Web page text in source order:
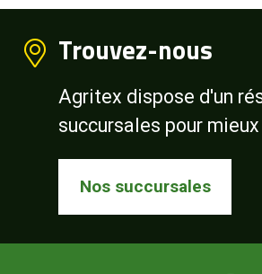
Trouvez-nous
Agritex dispose d'un
succursales pour
Nos succursales